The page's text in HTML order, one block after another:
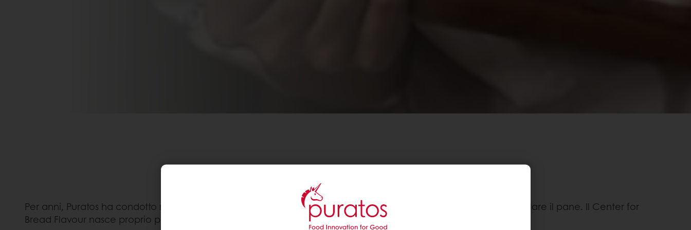
Per anni, Puratos ha condotto ricerche approfondite sulla percezione e sul gusto dei prodotti da forno, in particolare il pane. Il Center for
Bread Flavour nasce proprio per approfondire questo filone di ricerche.